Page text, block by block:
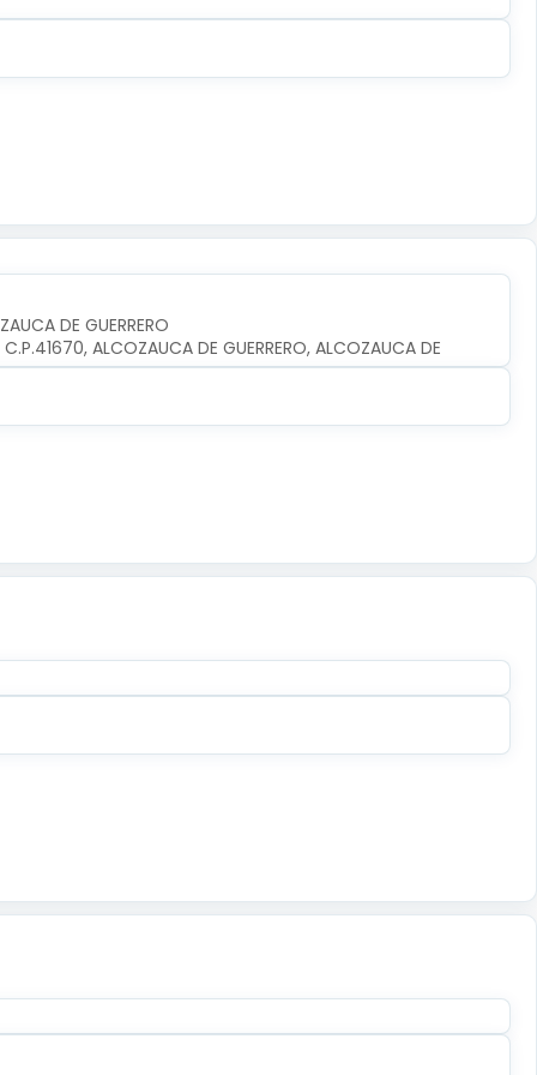
DE GUERRERO
C.P.41670, ALCOZAUCA DE GUERRERO, ALCOZAUCA DE